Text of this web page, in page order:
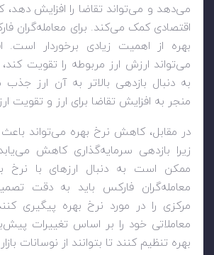
می‌دهد و می‌تواند تقاضا را افزایش
اقتصادی کمک می‌کند. برای معامله‌گران
بهره از اهمیت زیادی برخوردار است.
می‌تواند ارزش ارز مربوطه را تقویت کند،
به دنبال بازدهی بالاتر به آن ارز
منجر به افزایش تقاضا برای ارز و
در مقابل، کاهش نرخ بهره می‌تواند
زیرا بازدهی سرمایه‌گذاری کاهش
ممکن است به دنبال ارزهای با نرخ
معامله‌گران فارکس باید به دقت
مرکزی را در مورد نرخ بهره پیگیری
معاملاتی خود را بر اساس تغییرات
بهره تنظیم کنند تا بتوانند از نوسانات